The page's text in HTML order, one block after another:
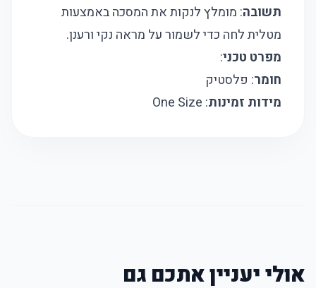
תשובה: מומלץ לנקות את המסכה באמצעות
מטלית לחה כדי לשמור על מראה נקי ורענן.
מפרט טכני:
חומר: פלסטיק
מידות זמינות: One Size
אולי יעניין אתכם גם